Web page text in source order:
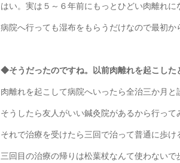
はい。実は５～６年前にもっとひどい肉離れ
病院へ行っても湿布をもらうだけなので最初か
◆そうだったのですね。以前肉離れを起こした
肉離れを起こして病院へいったら全治三か月と
そうしたら友人がいい鍼灸院があるから行っ
それで治療を受けたら三回で治って普通に歩け
三回目の治療の帰りは松葉杖なんて使わないで